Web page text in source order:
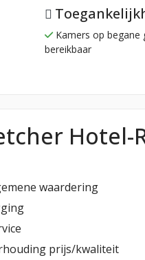
Kamers op begane
bereikbaar
waardering
prijs/kwaliteit